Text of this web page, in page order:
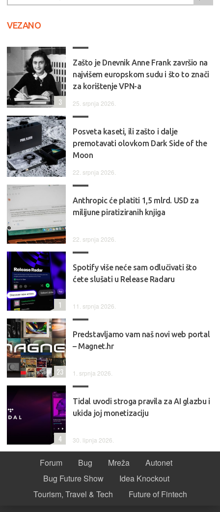
VEZANO
Zašto je Dnevnik Anne Frank završio na
najvišem europskom sudu i što to znači
za korištenje VPN-a
25. srpnja 2026.
3
Posveta kaseti, ili zašto i dalje
premotavati olovkom Dark Side of the
Moon
22. srpnja 2026.
Anthropic će platiti 1,5 mlrd. USD za
milijune piratiziranih knjiga
22. srpnja 2026.
Spotify više neće sam odlučivati što
ćete slušati u Release Radaru
11. srpnja 2026.
1
Predstavljamo vam naš novi web portal
– Magnet.hr
1. srpnja 2026.
23
Tidal uvodi stroga pravila za AI glazbu i
ukida joj monetizaciju
30. lipnja 2026.
4
Forum Bug Mreža
Autonet
Bug Future Show
Idea Knockout
Tourism, Travel & Tech
Future of Fintech